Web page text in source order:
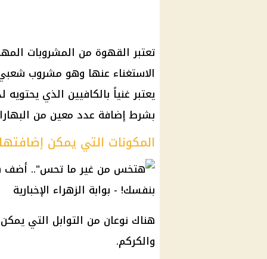
تعتبر القهوة من المشروبات
الاستغناء عنها وهو مشروب
يعتبر غنياً بالكافيين الذي
بشرط إضافة عدد معين من
المكونات التي يمكن
هناك نوعان من التوابل التي
والكركم.